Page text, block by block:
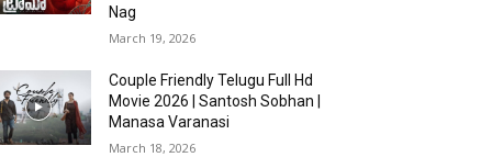
Nag
March 19, 2026
Couple Friendly Telugu Full Hd
Movie 2026 | Santosh Sobhan |
Manasa Varanasi
March 18, 2026